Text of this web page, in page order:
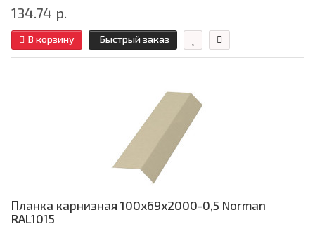
134.74 р.
В корзину Быстрый заказ
Планка карнизная 100х69х2000-0,5 Norman
RAL1015